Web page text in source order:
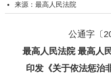
来源：最高人民法院
打印本页
公通字〔
最高人民法院 最高人
印发《关于依法惩治